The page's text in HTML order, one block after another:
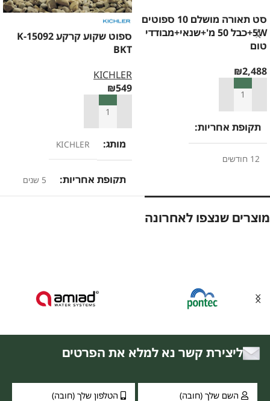
סט תאורה מושלם 10 ספוטים
5W+כבל 50 מ'+שנאי+מבודדי
טום
₪2,488
הוספה לסל
תקופת אחריות
12 חודשים
ספוט שקוע קרקע K-15092
BKT
KICHLER
₪549
הוספה לסל
מותג KICHLER
תקופת אחריות 5 שנים
מוצרים שנצפו לאחרונה
ליצירת קשר נא למלא את הפרטים